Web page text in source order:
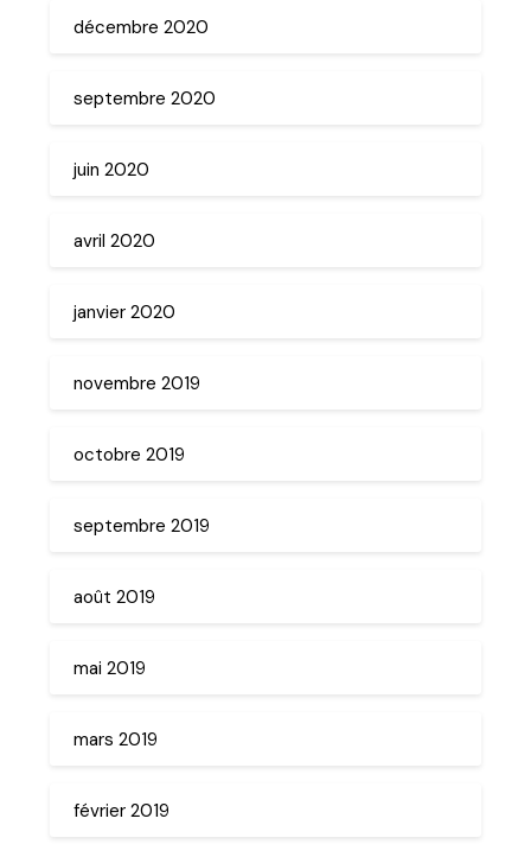
décembre 2020
septembre 2020
juin 2020
avril 2020
janvier 2020
novembre 2019
octobre 2019
septembre 2019
août 2019
mai 2019
mars 2019
février 2019